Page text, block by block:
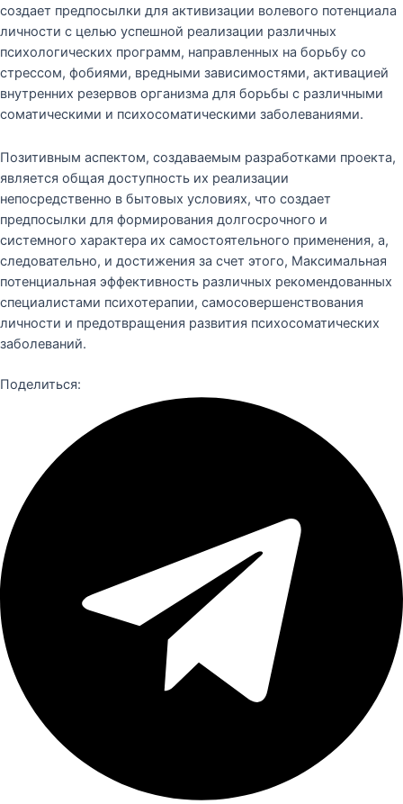
создает предпосылки для активизации волевого потенциала
личности с целью успешной реализации различных
психологических программ, направленных на борьбу со
стрессом, фобиями, вредными зависимостями, активацией
внутренних резервов организма для борьбы с различными
соматическими и психосоматическими заболеваниями.
Позитивным аспектом, создаваемым разработками проекта,
является общая доступность их реализации
непосредственно в бытовых условиях, что создает
предпосылки для формирования долгосрочного и
системного характера их самостоятельного применения, а,
следовательно, и достижения за счет этого, Максимальная
потенциальная эффективность различных рекомендованных
специалистами психотерапии, самосовершенствования
личности и предотвращения развития психосоматических
заболеваний.
Поделиться: